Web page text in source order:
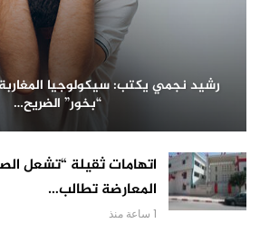
رشيد نجمي يكتب: سيكولوجيا
“بخور” الضريح…
اتهامات ثقيلة “تشعل
المعارضة تطالب…
1 ساعة منذ